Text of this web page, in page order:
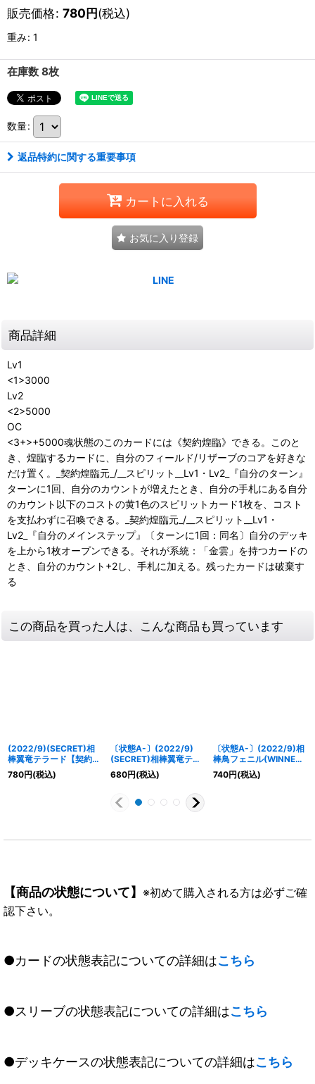
販売価格: 780円(税込)
重み: 1
在庫数 8枚
数量:
返品特約に関する重要事項
カートに入れる
お気に入り登録
商品詳細
Lv1
<1>3000
Lv2
<2>5000
OC
<3+>+5000魂状態のこのカードには《契約煌臨》できる。このと
き、煌臨するカードに、自分のフィールド/リザーブのコアを好きな
だけ置く。_契約煌臨元_/__スピリット__Lv1・Lv2_『自分のターン』
ターンに1回、自分のカウントが増えたとき、自分の手札にある自分
のカウント以下のコストの黄1色のスピリットカード1枚を、コスト
を支払わずに召喚できる。_契約煌臨元_/__スピリット__Lv1・
Lv2_『自分のメインステップ』〔ターンに1回：同名〕自分のデッキ
を上から1枚オープンできる。それが系統：「金雲」を持つカードの
とき、自分のカウント+2し、手札に加える。残ったカードは破棄す
る
この商品を買った人は、こんな商品も買っています
(2022/9)(SECRET)相
棒翼竜テラード【契約X-
SEC】{BS62-CX01}
《赤》
780円(税込)
〔状態A-〕(2022/9)
(SECRET)相棒翼竜テラ
ード【契約X-SEC】
{BS62-CX01}《赤》
680円(税込)
〔状態A-〕(2022/9)相
棒鳥フェニル(WINNER)
【契約X】{BS60-
CX05}《黄》
740円(税込)
【商品の状態について】 ※初めて購入される方は必ずご確
認下さい。
●カードの状態表記についての詳細はこちら
●スリーブの状態表記についての詳細はこちら
●デッキケースの状態表記についての詳細はこちら